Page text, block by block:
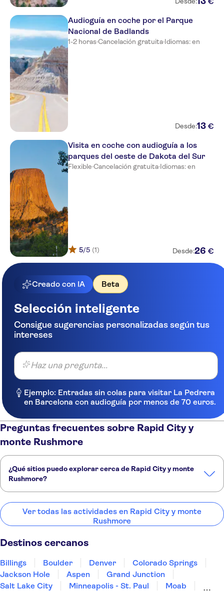
Audioguía en coche por el Parque
Nacional de Badlands
1-2 horas·Cancelación gratuita·Idiomas: en
Desde:13 €
Visita en coche con audioguía a los
parques del oeste de Dakota del Sur
Flexible·Cancelación gratuita·Idiomas: en
5/5 (1) Desde:26 €
Creado con IA Beta
Selección inteligente
Consigue sugerencias personalizadas según tus
intereses
Haz una pregunta...
Ejemplo: Entradas sin colas para visitar La Pedrera
en Barcelona con audioguía por menos de 70 euros.
Preguntas frecuentes sobre Rapid City y
monte Rushmore
¿Qué sitios puedo explorar cerca de Rapid City y monte
Rushmore?
Rapid City y monte Rushmore:
Colorado Springs
Ver todas las actividades en Rapid City y monte
Rushmore
Destinos cercanos
Billings Boulder Denver
Colorado Springs
Jackson Hole
Aspen
Grand Junction
Salt Lake City
Minneapolis - St. Paul
Moab